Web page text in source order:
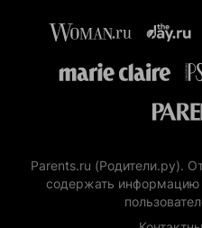
Parents.ru (Родители.ру).
содержать информацию